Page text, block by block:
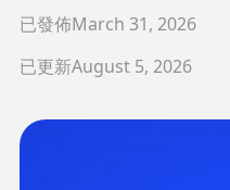
English
已發佈March 31, 2026
已更新August 5, 2026